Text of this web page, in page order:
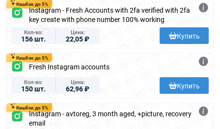
Кешбэк до 5%
Instagram - Fresh Accounts with 2fa verified with 2fa
key create with phone number 100% working
Кол-во
156 шт.
Цена
22,05 ₽ Купить
Кешбэк до 5%
Fresh Instagram accounts
Кол-во
150 шт.
Цена
62,96 ₽ Купить
Кешбэк до 5%
Instagram - avtoreg, 3 month aged, +picture, recovery
email